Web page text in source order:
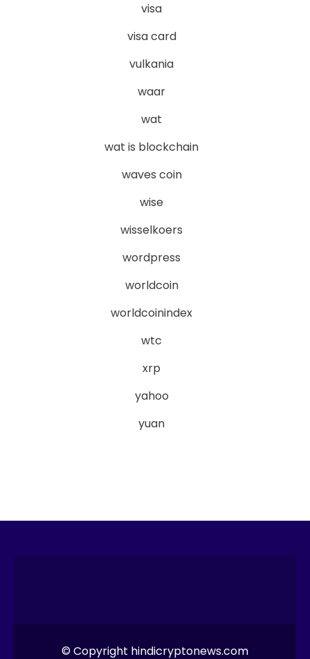
visa
visa card
vulkania
waar
wat
wat is blockchain
waves coin
wise
wisselkoers
wordpress
worldcoin
worldcoinindex
wtc
xrp
yahoo
yuan
© Copyright hindicryptonews.com